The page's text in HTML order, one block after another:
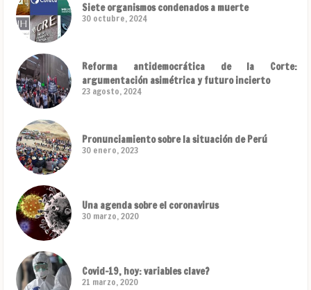
Siete organismos condenados a muerte
30 octubre, 2024
Reforma antidemocrática de la Corte:
argumentación asimétrica y futuro incierto
23 agosto, 2024
Pronunciamiento sobre la situación de Perú
30 enero, 2023
Una agenda sobre el coronavirus
30 marzo, 2020
Covid-19, hoy: variables clave?
21 marzo, 2020